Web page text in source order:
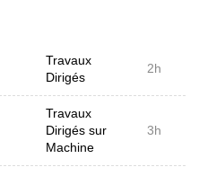
Travaux
Dirigés
2h
Travaux
Dirigés sur
Machine
3h